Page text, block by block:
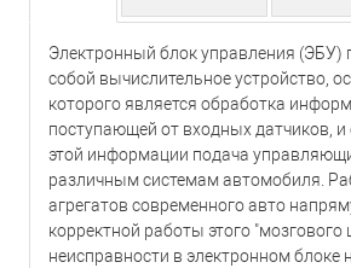
Электронный блок управления (ЭБУ)
собой вычислительное устройство,
которого является обработка
поступающей от входных датчиков, и
этой информации подача
различным системам автомобиля.
агрегатов современного авто
корректной работы этого
неисправности в электронном блоке